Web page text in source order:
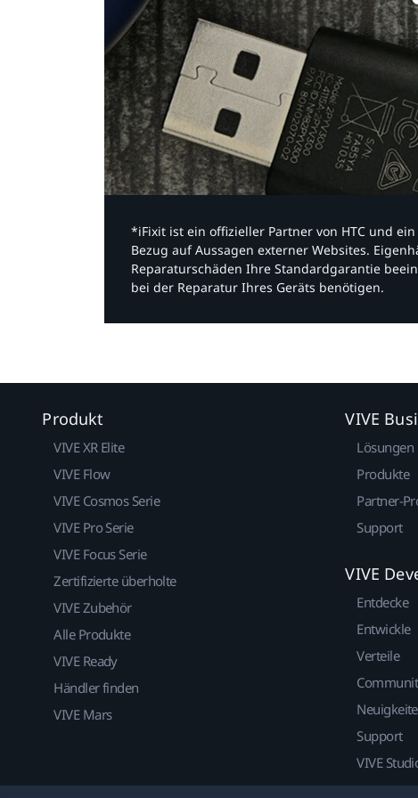
*iFixit ist ein offizieller Partner von HTC und
Bezug auf Aussagen externer Websites.
Reparaturschäden Ihre Standardgarantie
bei der Reparatur Ihres Geräts benötigen.​
Produkt
VIVE XR Elite
VIVE Flow
VIVE Cosmos Serie
VIVE Pro Serie
VIVE Focus Serie
Zertifizierte überholte
VIVE Zubehör
Alle Produkte
VIVE Ready
Händler finden
VIVE Mars
VIVE
Lösungen
Produkte
Partner-
Support
VIVE
Entdecke
Entwickle
Verteile
Support
VIVE